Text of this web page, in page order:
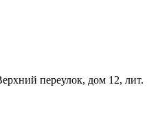
переулок, дом 12, лит.